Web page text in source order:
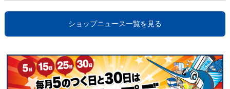
ショップニュース一覧を見る